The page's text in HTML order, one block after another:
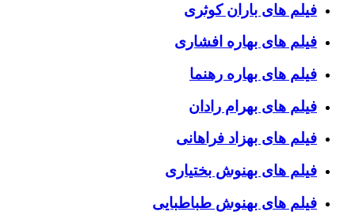
فیلم های باران کوثری
فیلم های بهاره افشاری
فیلم های بهاره رهنما
فیلم های بهرام رادان
فیلم های بهزاد فراهانی
فیلم های بهنوش بختیاری
فیلم های بهنوش طباطبایی